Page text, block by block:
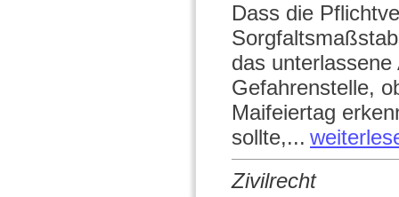
Dass die
das
Gefahrenstelle,
Maifeiertag
sollte,...
Zivilrecht